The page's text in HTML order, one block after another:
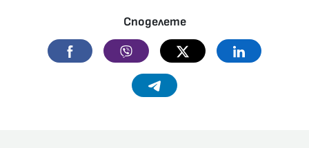
Споделете
Facebook Viber Twitter Linkedin
Telegram